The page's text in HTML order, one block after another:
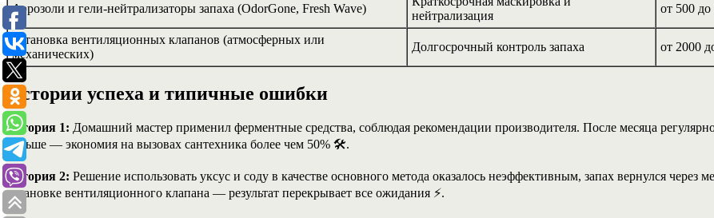
Аэрозоли и гели-нейтрализаторы запаха (OdorGone, Fresh Wave)
нейтрализация
от 500
Установка вентиляционных клапанов (атмосферных или
механических)
Долгосрочный контроль запаха от 2000
Истории успеха и типичные ошибки
История 1: Домашний мастер применил ферментные средства, соблюдая рекомендации производителя. После месяца
дольше — экономия на вызовах сантехника более чем 50% 🛠️.
История 2: Решение использовать уксус и соду в качестве основного метода оказалось неэффективным, запах вернулся через
установке вентиляционного клапана — результат перекрывает все ожидания ⚡.